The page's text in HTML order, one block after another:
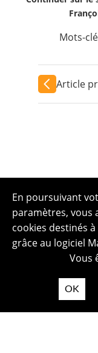
Mots-
Article
En poursuivant
paramètres, vous
cookies destinés
grâce au logiciel
Vous
OK